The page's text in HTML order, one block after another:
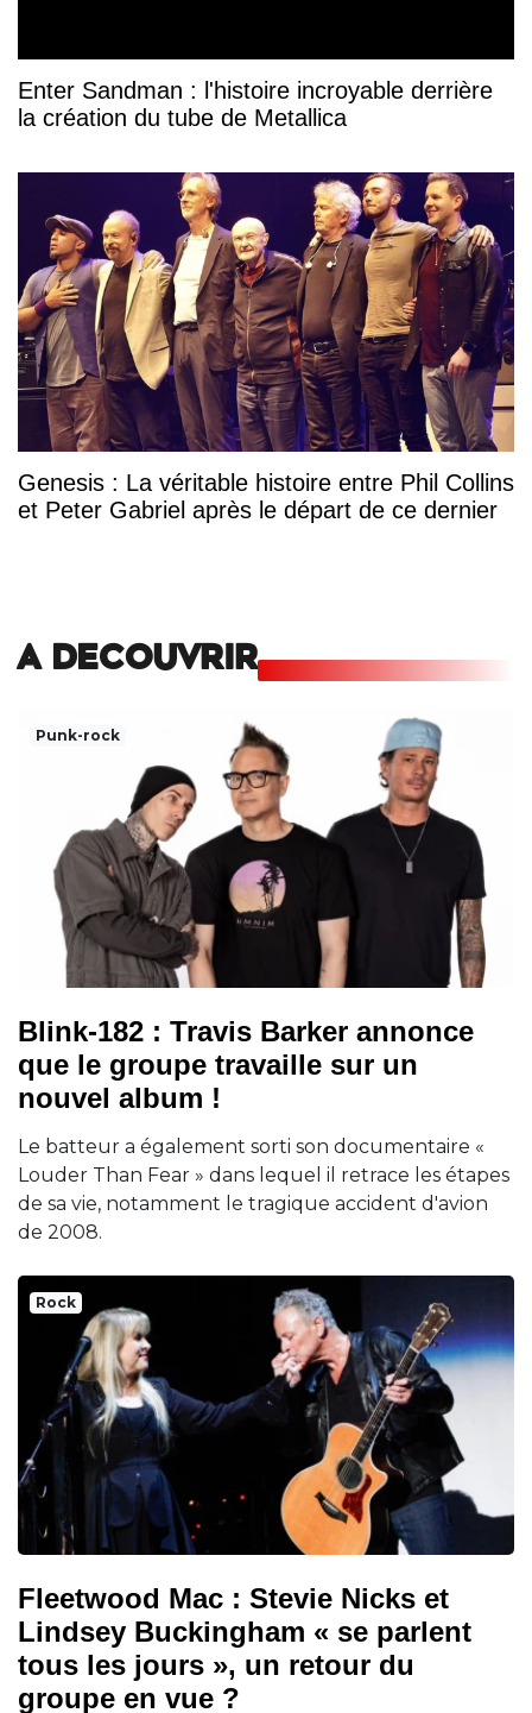
Enter Sandman : l'histoire incroyable derrière
la création du tube de Metallica
Genesis : La véritable histoire entre Phil Collins
et Peter Gabriel après le départ de ce dernier
A DECOUVRIR
Punk-rock
Blink-182 : Travis Barker annonce
que le groupe travaille sur un
nouvel album !
Le batteur a également sorti son documentaire «
Louder Than Fear » dans lequel il retrace les étapes
de sa vie, notamment le tragique accident d'avion
de 2008.
Rock
Fleetwood Mac : Stevie Nicks et
Lindsey Buckingham « se parlent
tous les jours », un retour du
groupe en vue ?